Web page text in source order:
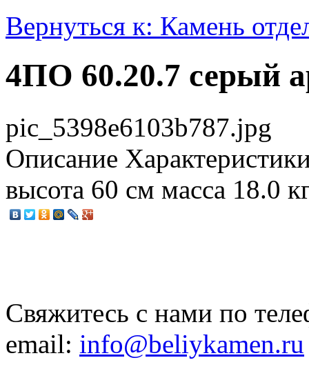
Вернуться к: Камень
4ПО 60.20.7 серый
pic_5398e6103b787.jpg
Описание
высота 60 см масса 18.0
Свяжитесь с нами по
email: info@beliykamen.ru